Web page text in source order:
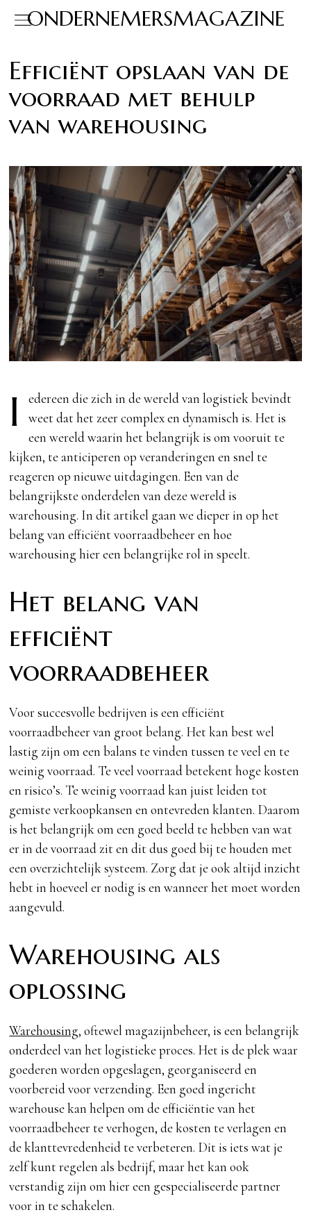
ONDERNEMERSMAGAZINE
Efficiënt opslaan van de
voorraad met behulp
van warehousing
I
edereen die zich in de wereld van logistiek bevindt
weet dat het zeer complex en dynamisch is. Het is
een wereld waarin het belangrijk is om vooruit te
kijken, te anticiperen op veranderingen en snel te
reageren op nieuwe uitdagingen. Een van de
belangrijkste onderdelen van deze wereld is
warehousing. In dit artikel gaan we dieper in op het
belang van efficiënt voorraadbeheer en hoe
warehousing hier een belangrijke rol in speelt.
Het belang van
efficiënt
voorraadbeheer
Voor succesvolle bedrijven is een efficiënt
voorraadbeheer van groot belang. Het kan best wel
lastig zijn om een balans te vinden tussen te veel en te
weinig voorraad. Te veel voorraad betekent hoge kosten
en risico’s. Te weinig voorraad kan juist leiden tot
gemiste verkoopkansen en ontevreden klanten. Daarom
is het belangrijk om een goed beeld te hebben van wat
er in de voorraad zit en dit dus goed bij te houden met
een overzichtelijk systeem. Zorg dat je ook altijd inzicht
hebt in hoeveel er nodig is en wanneer het moet worden
aangevuld.
Warehousing als
oplossing
Warehousing, oftewel magazijnbeheer, is een belangrijk
onderdeel van het logistieke proces. Het is de plek waar
goederen worden opgeslagen, georganiseerd en
voorbereid voor verzending. Een goed ingericht
warehouse kan helpen om de efficiëntie van het
voorraadbeheer te verhogen, de kosten te verlagen en
de klanttevredenheid te verbeteren. Dit is iets wat je
zelf kunt regelen als bedrijf, maar het kan ook
verstandig zijn om hier een gespecialiseerde partner
voor in te schakelen.